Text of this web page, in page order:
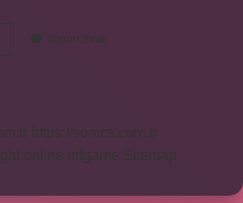
Yorum Bırak
https://sonics.com.tr
online nttgame Sitemap